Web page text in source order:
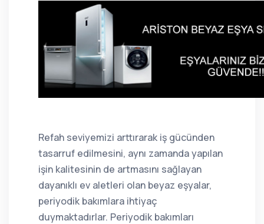
Refah seviyemizi arttırarak iş gücünden
tasarruf edilmesini, aynı zamanda yapılan
işin kalitesinin de artmasını sağlayan
dayanıklı ev aletleri olan beyaz eşyalar,
periyodik bakımlara ihtiyaç
duymaktadırlar. Periyodik bakımları